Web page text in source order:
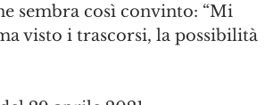
sembra così convinto: “Mi
visto i trascorsi, la possibilità